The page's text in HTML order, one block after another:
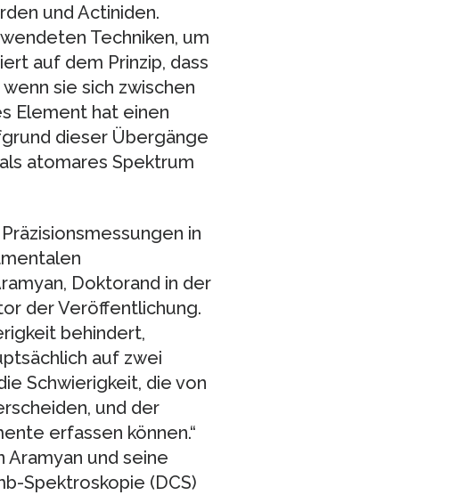
und Actiniden.
Techniken, um
auf dem Prinzip, dass
sie sich zwischen
Element hat einen
dieser Übergänge
atomares Spektrum
in
Doktorand in der
der Veröffentlichung.
behindert,
auf zwei
Schwierigkeit, die von
und der
erfassen können.“
Aramyan und seine
Spektroskopie (DCS)